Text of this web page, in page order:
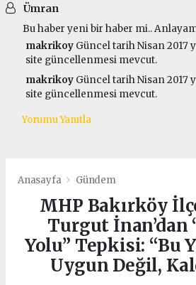
Ümran
Bu haber yeni bir haber mi..
makrikoy Güncel tarih Nisan 2017
site güncellenmesi mevcut.
makrikoy Güncel tarih Nisan 2017
site güncellenmesi mevcut.
Yorumu Yanıtla
Anasayfa Gündem
MHP Bakırköy
Turgut
Yolu” Tepkisi: “Bu
Uygun Değil,